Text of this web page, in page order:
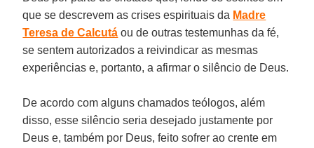
que se descrevem as crises espirituais da Madre
Teresa de Calcutá ou de outras testemunhas da fé,
se sentem autorizados a reivindicar as mesmas
experiências e, portanto, a afirmar o silêncio de Deus.
De acordo com alguns chamados teólogos, além
disso, esse silêncio seria desejado justamente por
Deus e, também por Deus, feito sofrer ao crente em